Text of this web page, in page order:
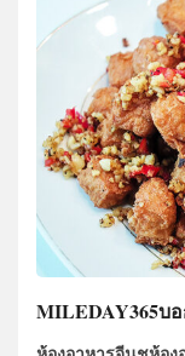
MILEDAY365บ